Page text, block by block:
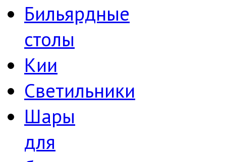
Бильярдные
столы
Кии
Светильники
Шары
для